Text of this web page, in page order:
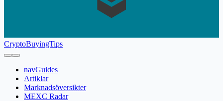
CryptoBuyingTips
navGuides
Artiklar
Marknadsöversikter
MEXC Radar